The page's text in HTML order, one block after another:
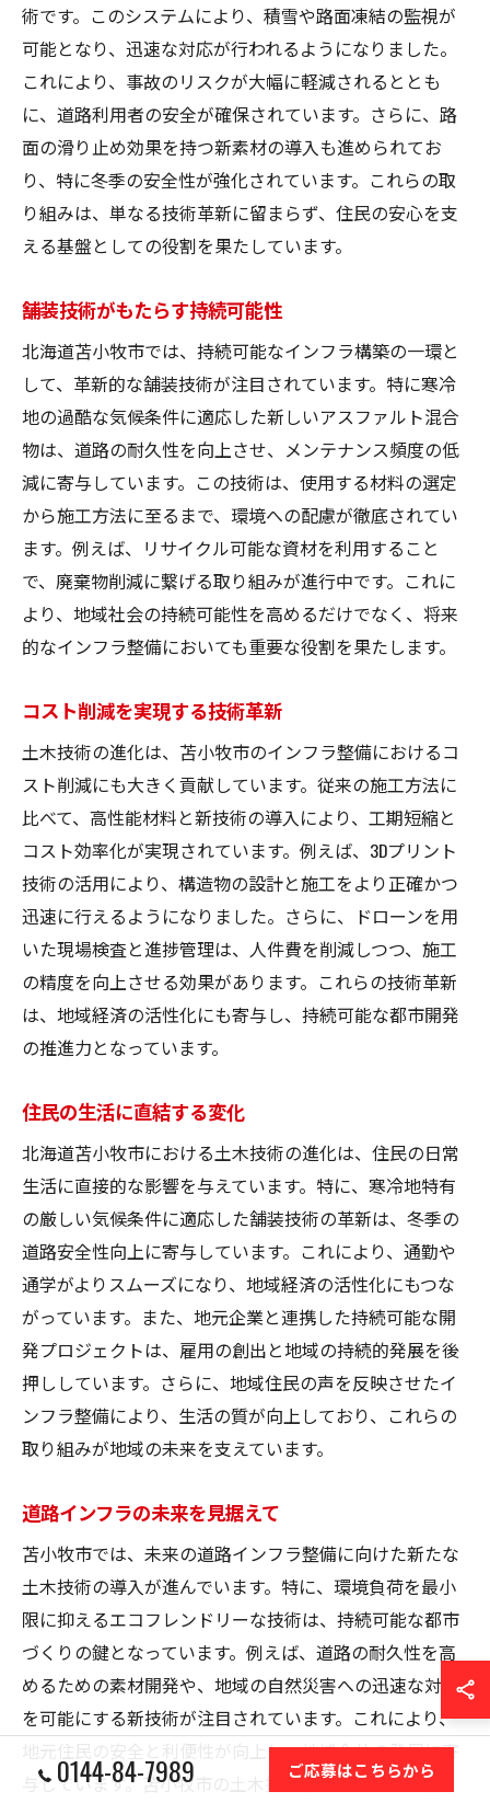
術です。このシステムにより、積雪や路面凍結の監視が
可能となり、迅速な対応が行われるようになりました。
これにより、事故のリスクが大幅に軽減されるととも
に、道路利用者の安全が確保されています。さらに、路
面の滑り止め効果を持つ新素材の導入も進められてお
り、特に冬季の安全性が強化されています。これらの取
り組みは、単なる技術革新に留まらず、住民の安心を支
える基盤としての役割を果たしています。
舗装技術がもたらす持続可能性
北海道苫小牧市では、持続可能なインフラ構築の一環と
して、革新的な舗装技術が注目されています。特に寒冷
地の過酷な気候条件に適応した新しいアスファルト混合
物は、道路の耐久性を向上させ、メンテナンス頻度の低
減に寄与しています。この技術は、使用する材料の選定
から施工方法に至るまで、環境への配慮が徹底されてい
ます。例えば、リサイクル可能な資材を利用すること
で、廃棄物削減に繋げる取り組みが進行中です。これに
より、地域社会の持続可能性を高めるだけでなく、将来
的なインフラ整備においても重要な役割を果たします。
コスト削減を実現する技術革新
土木技術の進化は、苫小牧市のインフラ整備におけるコ
スト削減にも大きく貢献しています。従来の施工方法に
比べて、高性能材料と新技術の導入により、工期短縮と
コスト効率化が実現されています。例えば、3Dプリント
技術の活用により、構造物の設計と施工をより正確かつ
迅速に行えるようになりました。さらに、ドローンを用
いた現場検査と進捗管理は、人件費を削減しつつ、施工
の精度を向上させる効果があります。これらの技術革新
は、地域経済の活性化にも寄与し、持続可能な都市開発
の推進力となっています。
住民の生活に直結する変化
北海道苫小牧市における土木技術の進化は、住民の日常
生活に直接的な影響を与えています。特に、寒冷地特有
の厳しい気候条件に適応した舗装技術の革新は、冬季の
道路安全性向上に寄与しています。これにより、通勤や
通学がよりスムーズになり、地域経済の活性化にもつな
がっています。また、地元企業と連携した持続可能な開
発プロジェクトは、雇用の創出と地域の持続的発展を後
押ししています。さらに、地域住民の声を反映させたイ
ンフラ整備により、生活の質が向上しており、これらの
取り組みが地域の未来を支えています。
道路インフラの未来を見据えて
苫小牧市では、未来の道路インフラ整備に向けた新たな
土木技術の導入が進んでいます。特に、環境負荷を最小
限に抑えるエコフレンドリーな技術は、持続可能な都市
づくりの鍵となっています。例えば、道路の耐久性を高
めるための素材開発や、地域の自然災害への迅速な対応
を可能にする新技術が注目されています。これにより、
地元住民の安全と利便性が向上し、地域全体の発展に寄
与しています。苫小牧市の土木技術革新は、地域社会と
0144-84-7989 ご応募はこちらから